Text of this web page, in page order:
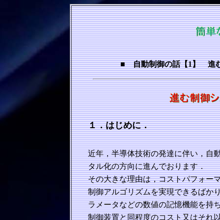
■ 自動制御の話【1】 進
１．はじめに．
近年，半導体技術の発達に伴い，自
タル化の方向に進んでおります．
その大きな理由は，コストパフォー
制御アルゴリズムを実現できるばか
ラメータなどの数値の記憶機能を持
制御装置と同程度のコスト又はそれ